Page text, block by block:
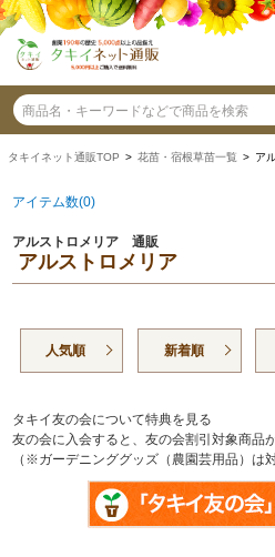
タキイネット通販TOP > 花苗・宿根草苗一覧 > ア
アイテム数(0)
アルストロメリア 通販
アルストロメリア
人気順 新着順
タキイ友の会について特典を見る
友の会に入会すると、友の会割引対象商品
（※ガーデニンググッズ（農園芸用品）は